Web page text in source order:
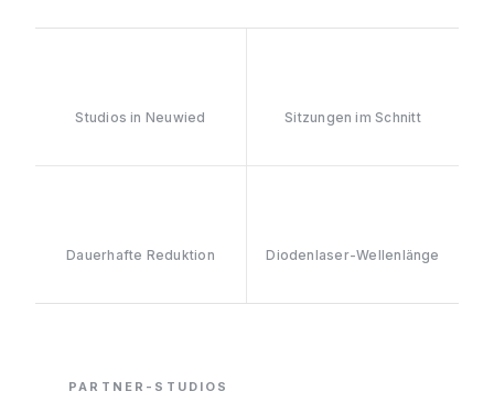
Studios in Neuwied Sitzungen im Schnitt
Dauerhafte Reduktion Diodenlaser-Wellenlänge
PARTNER-STUDIOS